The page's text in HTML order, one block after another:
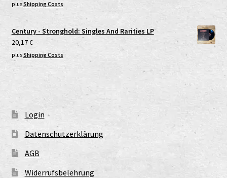
plusShipping Costs
Century - Stronghold: Singles And Rarities LP
20,17€
plusShipping Costs
Login
Datenschutzerklärung
AGB
Widerrufsbelehrung